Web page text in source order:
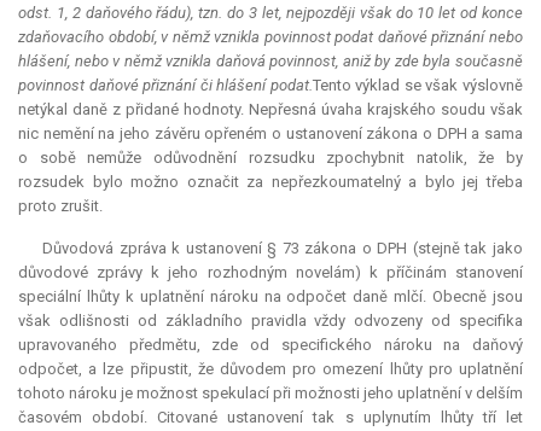
odst. 1, 2 daňového řádu), tzn. do 3 let, nejpozději však do 10 let od konce
zdaňovacího období, v němž vznikla povinnost podat daňové přiznání nebo
hlášení, nebo v němž vznikla daňová povinnost, aniž by zde byla současně
povinnost daňové přiznání či hlášení podat.Tento výklad se však výslovně
netýkal daně z přidané hodnoty. Nepřesná úvaha krajského soudu však
nic nemění na jeho závěru opřeném o ustanovení zákona o DPH a sama
o sobě nemůže odůvodnění rozsudku zpochybnit natolik, že by
rozsudek bylo možno označit za nepřezkoumatelný a bylo jej třeba
proto zrušit.
Důvodová zpráva k ustanovení § 73 zákona o DPH (stejně tak jako
důvodové zprávy k jeho rozhodným novelám) k příčinám stanovení
speciální lhůty k uplatnění nároku na odpočet daně mlčí. Obecně jsou
však odlišnosti od základního pravidla vždy odvozeny od specifika
upravovaného předmětu, zde od specifického nároku na daňový
odpočet, a lze připustit, že důvodem pro omezení lhůty pro uplatnění
tohoto nároku je možnost spekulací při možnosti jeho uplatnění v delším
časovém období. Citované ustanovení tak s uplynutím lhůty tří let